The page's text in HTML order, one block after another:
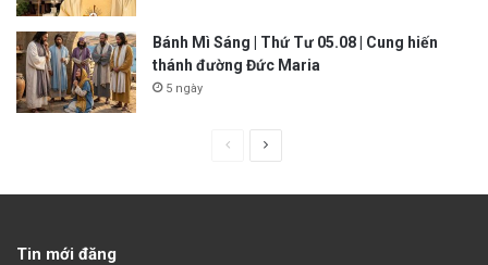
Bánh Mì Sáng | Thứ Tư 05.08 | Cung hiến
thánh đường Đức Maria
5 ngày
Tin mới đăng